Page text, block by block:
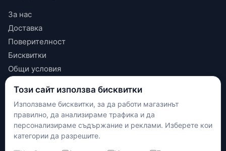
За нас
Доставка
Поверителност
Бисквитки
Общи условия
КОНТАКТИ
+(359) 898 719431
contact.maxshop.bg@gmail.com
улица Панайот Волов 42, Шумен
Този сайт използва бисквитки
Използваме бисквитки, за да работи магазинът
правилно, да анализираме трафика и да
персонализираме съдържание и реклами. Изберете кои
категории да разрешите.